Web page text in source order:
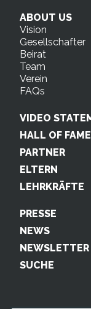
ABOUT US
Vision
Gesellschafter
Beirat
Team
Verein
FAQs
VIDEO
HALL OF FAME
PARTNER
ELTERN
LEHRKRÄFTE
PRESSE
NEWS
NEWSLETTER
SUCHE